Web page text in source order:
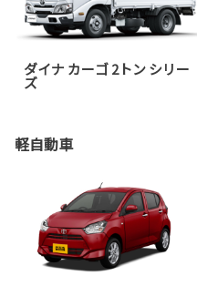
ダイナ カーゴ 2トン シリー
ズ
軽自動車